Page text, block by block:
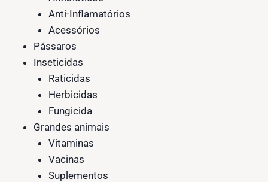
Anti-Inflamatórios
Acessórios
Pássaros
Inseticidas
Raticidas
Herbicidas
Fungicida
Grandes animais
Vitaminas
Vacinas
Suplementos